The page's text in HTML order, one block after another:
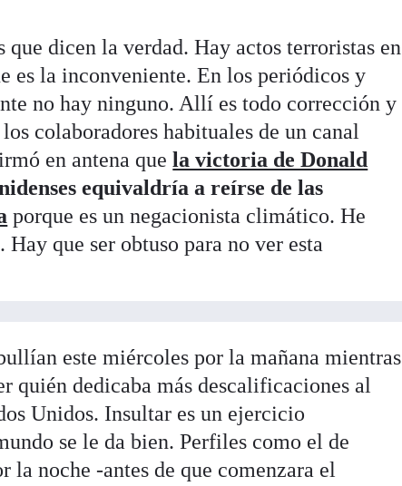
dicen la verdad. Hay actos terroristas en
es la inconveniente. En los periódicos y
no hay ninguno. Allí es todo corrección y
colaboradores habituales de un canal
en antena quela victoria de Donald
equivaldría a reírse de las
porque es un negacionista climático. He
que ser obtuso para no ver esta
este miércoles por la mañana mientras
quién dedicaba más descalificaciones al
Unidos. Insultar es un ejercicio
se le da bien. Perfiles como el de
noche -antes de que comenzara el